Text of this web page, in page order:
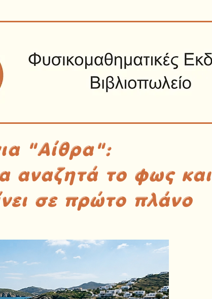
"Αίθρα":
αναζητά το φως και
σε πρώτο πλάνο